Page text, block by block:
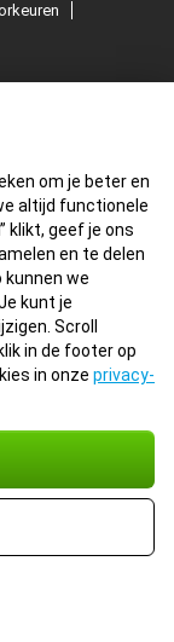
om je beter en
altijd functionele
klikt, geef je ons
en te delen
we
kunt je
Scroll
in de footer op
in onze privacy-